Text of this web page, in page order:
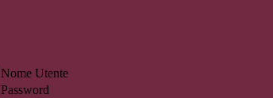
Nome Utente
Password